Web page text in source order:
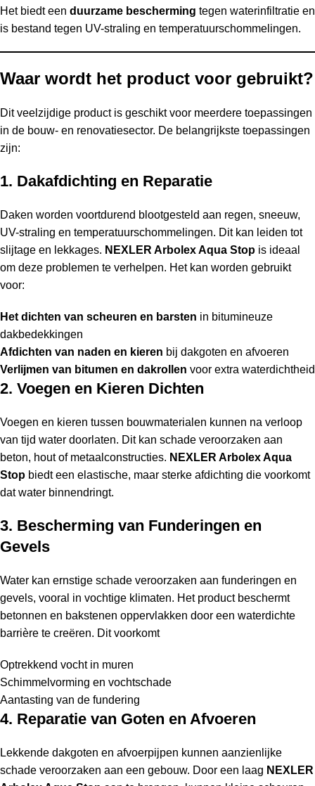
Het biedt een duurzame bescherming tegen waterinfiltratie en
is bestand tegen UV-straling en temperatuurschommelingen.
Waar wordt het product voor gebruikt?
Dit veelzijdige product is geschikt voor meerdere toepassingen
in de bouw- en renovatiesector. De belangrijkste toepassingen
zijn:
1. Dakafdichting en Reparatie
Daken worden voortdurend blootgesteld aan regen, sneeuw,
UV-straling en temperatuurschommelingen. Dit kan leiden tot
slijtage en lekkages. NEXLER Arbolex Aqua Stop is ideaal
om deze problemen te verhelpen. Het kan worden gebruikt
voor:
Het dichten van scheuren en barsten in bitumineuze
dakbedekkingen
Afdichten van naden en kieren bij dakgoten en afvoeren
Verlijmen van bitumen en dakrollen voor extra waterdichtheid
2. Voegen en Kieren Dichten
Voegen en kieren tussen bouwmaterialen kunnen na verloop
van tijd water doorlaten. Dit kan schade veroorzaken aan
beton, hout of metaalconstructies. NEXLER Arbolex Aqua
Stop biedt een elastische, maar sterke afdichting die voorkomt
dat water binnendringt.
3. Bescherming van Funderingen en
Gevels
Water kan ernstige schade veroorzaken aan funderingen en
gevels, vooral in vochtige klimaten. Het product beschermt
betonnen en bakstenen oppervlakken door een waterdichte
barrière te creëren. Dit voorkomt
Optrekkend vocht in muren
Schimmelvorming en vochtschade
Aantasting van de fundering
4. Reparatie van Goten en Afvoeren
Lekkende dakgoten en afvoerpijpen kunnen aanzienlijke
schade veroorzaken aan een gebouw. Door een laag NEXLER